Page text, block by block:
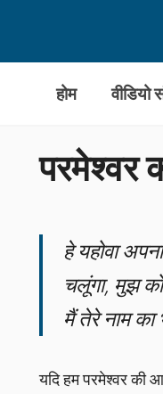
होम वीडियो
परमेश्वर
हे यहोवा
चलूंगा, मुझ
मैं तेरे नाम
यदि हम परमेश्वर की